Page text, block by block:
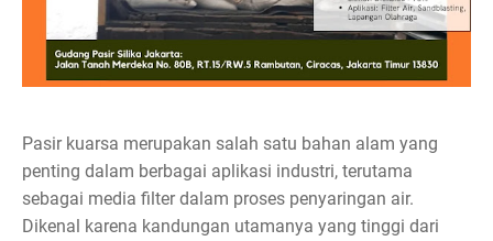
Pasir kuarsa merupakan salah satu bahan alam yang
penting dalam berbagai aplikasi industri, terutama
sebagai media filter dalam proses penyaringan air.
Dikenal karena kandungan utamanya yang tinggi dari